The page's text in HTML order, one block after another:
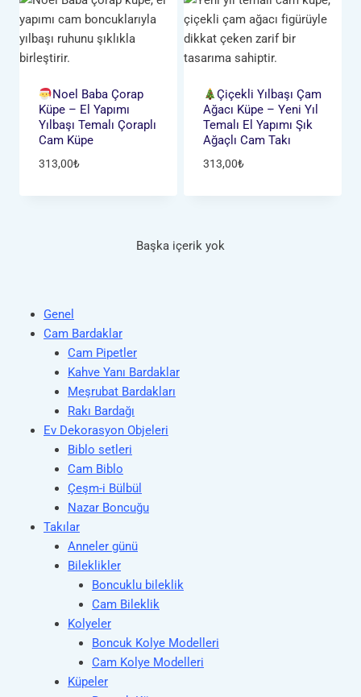
Noel Baba Çorap
Küpe – El Yapımı
Yılbaşı Temalı Çoraplı
Cam Küpe
313,00₺
Çiçekli Yılbaşı Çam
Ağacı Küpe – Yeni Yıl
Temalı El Yapımı Şık
Ağaçlı Cam Takı
313,00₺
Başka içerik yok
Genel
Cam Bardaklar
Cam Pipetler
Kahve Yanı Bardaklar
Meşrubat Bardakları
Rakı Bardağı
Ev Dekorasyon Objeleri
Biblo setleri
Cam Biblo
Çeşm-i Bülbül
Nazar Boncuğu
Takılar
Anneler günü
Bileklikler
Boncuklu bileklik
Cam Bileklik
Kolyeler
Boncuk Kolye Modelleri
Cam Kolye Modelleri
Küpeler